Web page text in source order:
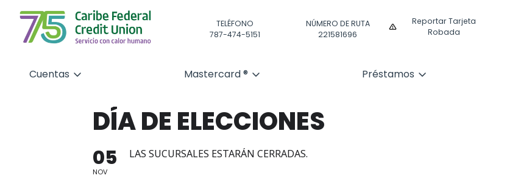
TELÉFONO
787-474-5151
NÚMERO DE RUTA
221581696
Reportar Tarjeta
Robada
Cuentas Mastercard ® Préstamos
DÍA DE ELECCIONES
05
NOV
LAS SUCURSALES ESTARÁN CERRADAS.